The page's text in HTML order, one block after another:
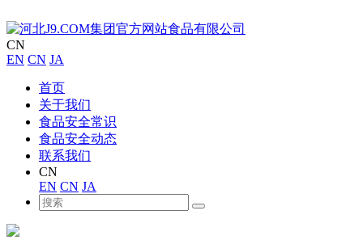
CN
EN CN JA
首页
关于我们
食品安全常识
食品安全动态
联系我们
CN
EN CN JA